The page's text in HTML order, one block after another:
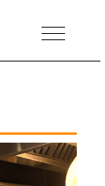
MENU